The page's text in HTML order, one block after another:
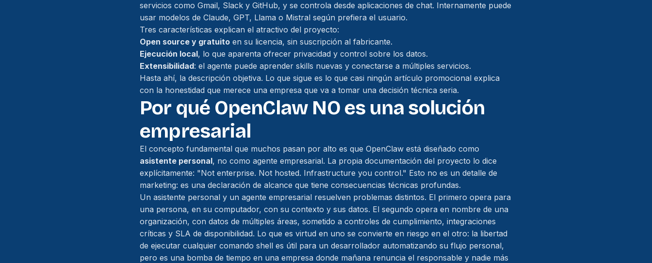
servicios como Gmail, Slack y GitHub, y se controla desde aplicaciones de chat. Internamente puede
usar modelos de Claude, GPT, Llama o Mistral según prefiera el usuario.
Tres características explican el atractivo del proyecto:
Open source y gratuito en su licencia, sin suscripción al fabricante.
Ejecución local, lo que aparenta ofrecer privacidad y control sobre los datos.
Extensibilidad: el agente puede aprender skills nuevas y conectarse a múltiples servicios.
Hasta ahí, la descripción objetiva. Lo que sigue es lo que casi ningún artículo promocional explica
con la honestidad que merece una empresa que va a tomar una decisión técnica seria.
Por qué OpenClaw NO es una solución
empresarial
El concepto fundamental que muchos pasan por alto es que OpenClaw está diseñado como
asistente personal, no como agente empresarial. La propia documentación del proyecto lo dice
explícitamente: "Not enterprise. Not hosted. Infrastructure you control." Esto no es un detalle de
marketing: es una declaración de alcance que tiene consecuencias técnicas profundas.
Un asistente personal y un agente empresarial resuelven problemas distintos. El primero opera para
una persona, en su computador, con su contexto y sus datos. El segundo opera en nombre de una
organización, con datos de múltiples áreas, sometido a controles de cumplimiento, integraciones
críticas y SLA de disponibilidad. Lo que es virtud en uno se convierte en riesgo en el otro: la libertad
de ejecutar cualquier comando shell es útil para un desarrollador automatizando su flujo personal,
pero es una bomba de tiempo en una empresa donde mañana renuncia el responsable y nadie más